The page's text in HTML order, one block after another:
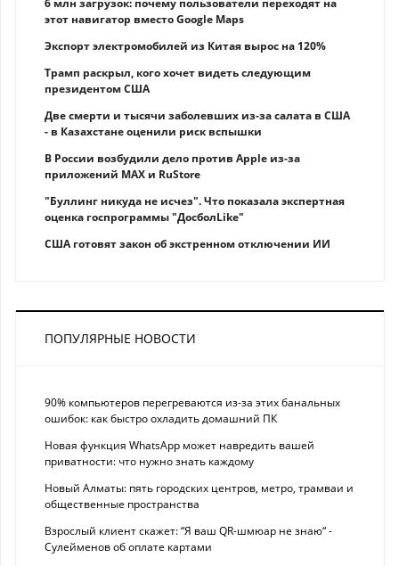
6 млн загрузок: почему пользователи переходят на
этот навигатор вместо Google Maps
Экспорт электромобилей из Китая вырос на 120%
Трамп раскрыл, кого хочет видеть следующим
президентом США
Две смерти и тысячи заболевших из-за салата в США
- в Казахстане оценили риск вспышки
В России возбудили дело против Apple из-за
приложений MAX и RuStore
"Буллинг никуда не исчез". Что показала экспертная
оценка госпрограммы "ДосболLike"
США готовят закон об экстренном отключении ИИ
ПОПУЛЯРНЫЕ НОВОСТИ
90% компьютеров перегреваются из-за этих банальных
ошибок: как быстро охладить домашний ПК
Новая функция WhatsApp может навредить вашей
приватности: что нужно знать каждому
Новый Алматы: пять городских центров, метро, трамваи и
общественные пространства
Взрослый клиент скажет: “Я ваш QR-шмюар не знаю“ -
Сулейменов об оплате картами